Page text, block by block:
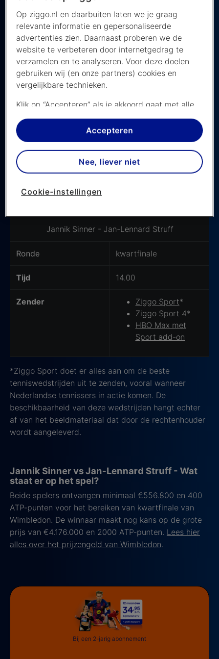
sport add-on.
Jannik Sinner vs Jan-Lennard
Struff, Wimbledon 2026
De beste wedstrijden van Wimbledon 2026 kijk je
live op Ziggo Sport
Laatste update: 6 juli 2026
Jannik Sinner - Jan-Lennard Struff
Ronde kwartfinale
Tijd 14.00
Zender Ziggo Sport*
Ziggo Sport 4*
HBO Max met
Sport add-on
*Ziggo Sport doet er alles aan om de beste
tenniswedstrijden uit te zenden, vooral wanneer
Nederlandse tennissers in actie komen. De
beschikbaarheid van deze wedstrijden hangt echter
af van het beeldmateriaal dat door de rechtenhouder
wordt aangeleverd.
Jannik Sinner vs Jan-Lennard Struff - Wat
staat er op het spel?
Beide spelers ontvangen minimaal €556.800 en 400
ATP-punten voor het bereiken van kwartfinale van
Wimbledon. De winnaar maakt nog kans op de grote
prijs van €4.176.000 en 2000 ATP-punten. Lees hier
alles over het prijzengeld van Wimbledon.
Bij een 2-jarig abonnement
Op ziggo.nl en daarbuiten laten we je graag
relevante informatie en gepersonaliseerde
advertenties zien. Daarnaast proberen we de
website te verbeteren door internetgedrag te
verzamelen en te analyseren. Voor deze doelen
gebruiken wij (en onze partners) cookies en
vergelijkbare technieken.
Klik op “Accepteren” als je akkoord gaat met alle
cookies. Kies je voor “Nee, liever niet”, dan
plaatsen we alleen strikt noodzakelijke cookies om
de website goed te laten werken. Dat betekent
dat we geen vormen van personalisatie
toepassen.
cookies worden geplaatst. Je kan je keuze altijd
privacy beleidlees je meer over hoe we omgaan
met jouw privacy.
Accepteren
Nee, liever niet
Cookie-instellingen